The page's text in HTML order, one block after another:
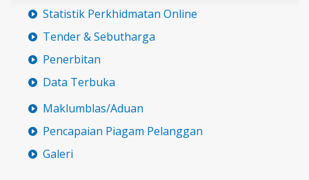
Statistik Perkhidmatan Online
Tender & Sebutharga
Penerbitan
Data Terbuka
Maklumblas/Aduan
Pencapaian Piagam Pelanggan
Galeri